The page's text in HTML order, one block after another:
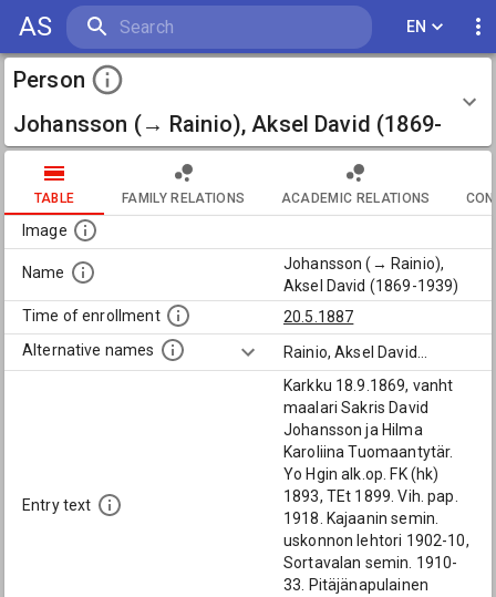
AS EN
Person
Johansson (→ Rainio), Aksel David (1869-
1939)
TABLE FAMILY RELATIONS ACADEMIC RELATIONS
Image
Name
Johansson (→ Rainio),
Aksel David (1869-1939)
Time of enrollment
20.5.1887
Alternative names
Rainio, Aksel David
Entry text
Karkku 18.9.1869, vanht
maalari Sakris David
Johansson ja Hilma
Karoliina Tuomaantytär.
Yo Hgin alk.op. FK (hk)
1893, TEt 1899. Vih. pap.
1918. Kajaanin semin.
uskonnon lehtori 1902-10,
Sortavalan semin. 1910-
33. Pitäjänapulainen